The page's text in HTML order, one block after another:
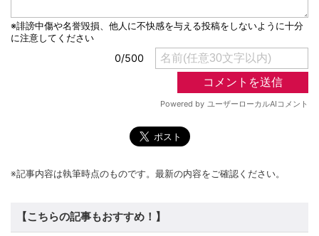
※記事内容は執筆時点のものです。最新の内容をご確認ください。
【こちらの記事もおすすめ！】